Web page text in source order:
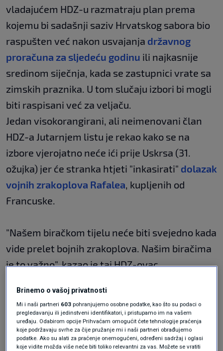
vladajućem HDZ-u razmatraju plan prema
kojemu bi sadašnji saziv Hrvatskog sabora bio
raspušten već nakon usvajanja državnog
proračuna za sljedeću godinu ili najkasnije
sredinom siječnja, kada se zastupnici vrate sa
zimskih praznika. U tom slučaju izbori bi mogli
biti raspisani već za veljaču.
Jedan visokorangirani, ali neimenovani član
HDZ-a Jutarnjem listu je rekao kako se na
izbore vjerojatno neće ići prije Uskrsa (31.
ožujka) jer će stranka htjeti "inkasirati" dolazak
vojnih zrakoplova Rafalea, kupljenih od
Francuske.
"Našem biračkom tijelu neće biti svejedno kada
vide prelet bojnih zrakoplova. Našim biračima
je to važno", kazao je taj HDZ-ovac.
Puno razloga da
parlamentarni izbori
budu prije europskih
Brinemo o vašoj privatnosti
Mi i naši partneri 603 pohranjujemo osobne podatke, kao što su podaci o
pregledavanju ili jedinstveni identifikatori, i pristupamo im na vašem
uređaju. Odabirom opcije Prihvaćam omogućit ćete tehnologije praćenja
koje podržavaju svrhe za čije pružanje mi i naši partneri obrađujemo
podatke. Ako su alati za praćenje onemogućeni, određeni sadržaj i oglasi
koje vidite možda više neće biti toliko relevantni za vas. Možete se vratiti